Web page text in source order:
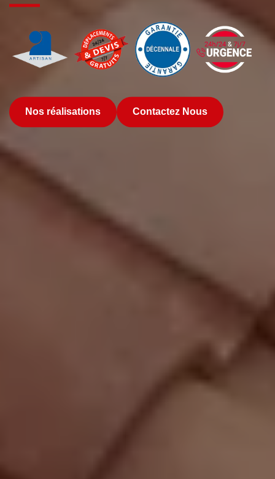
Nos réalisations Contactez Nous